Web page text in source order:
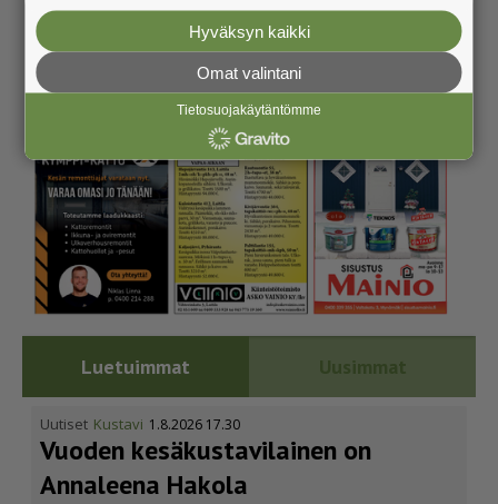
Luetuimmat Uusimmat
Uutiset Kustavi 1.8.2026 17.30
Vuoden kesäkus­ta­vi­lainen on
Annaleena Hakola
Hyväksyn kaikki
Omat valintani
Tietosuojakäytäntömme